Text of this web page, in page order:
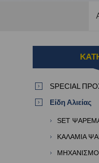
SPECIAL
Είδη Αλιείας
SET
ΚΑΛΑΜΙΑ